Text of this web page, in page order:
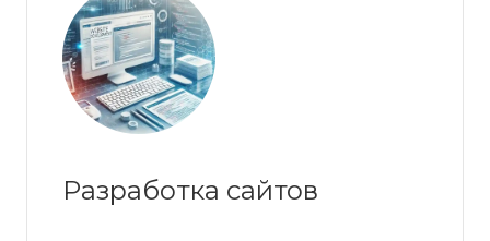
Разработка сайтов